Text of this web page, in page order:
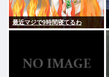
最近マジで9時間寝てるわ